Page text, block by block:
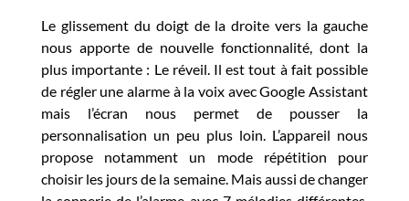
Le glissement du doigt de la droite vers la gauche
nous apporte de nouvelle fonctionnalité, dont la
plus importante : Le réveil. Il est tout à fait possible
de régler une alarme à la voix avec Google Assistant
mais l’écran nous permet de pousser la
personnalisation un peu plus loin. L’appareil nous
propose notamment un mode répétition pour
choisir les jours de la semaine. Mais aussi de changer